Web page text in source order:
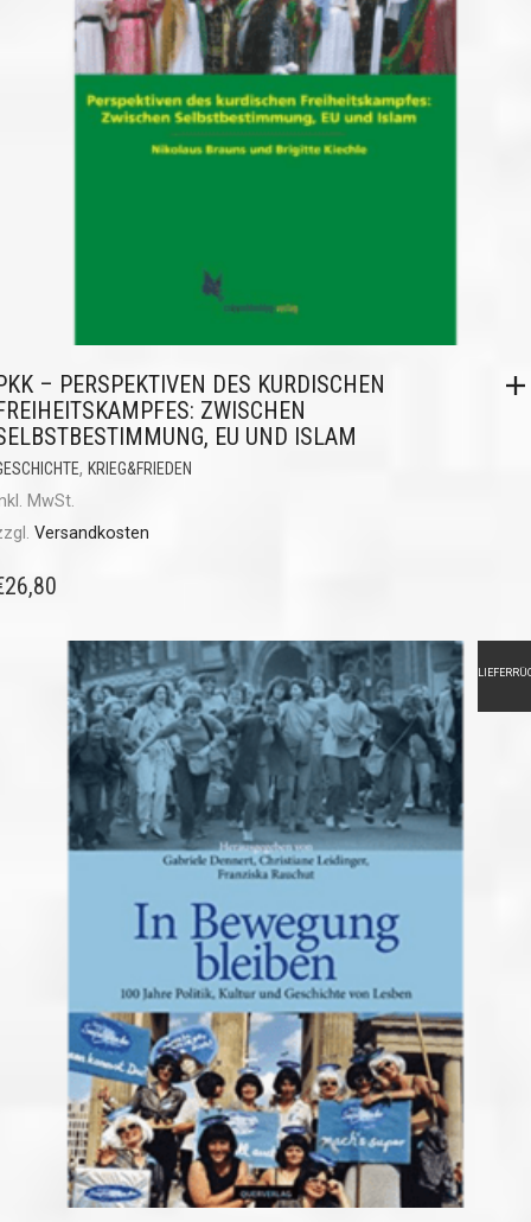
– PERSPEKTIVEN DES KURDISCHEN
ZWISCHEN
EU UND ISLAM
, KRIEG&FRIEDEN
MwSt.
Versandkosten
26,80